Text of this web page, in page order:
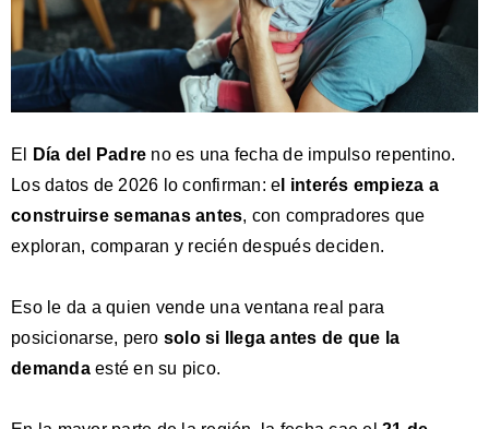
El Día del Padre no es una fecha de impulso repentino.
Los datos de 2026 lo confirman: e l interés empieza a
construirse semanas antes, con compradores que
exploran, comparan y recién después deciden.
Eso le da a quien vende una ventana real para
posicionarse, pero solo si llega antes de que la
demandaesté en su pico.